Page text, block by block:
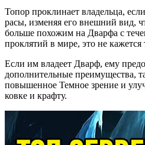
Топор проклинает владельца,
расы, изменяя его внешний вид,
больше похожим на Дварфа с
проклятий в мире, это не
Если им владеет Дварф, ему
дополнительные преимущества,
повышенное Темное зрение и
ковке и крафту.